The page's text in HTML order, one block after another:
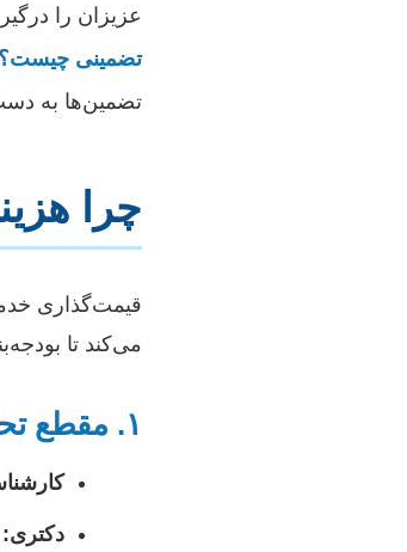
عزیزان را
تضمینی
تضمین‌ها به
چرا
قیمت‌گذاری
می‌کند تا
۱. مقطع تحصیلی و رشته علمی
دکتری: